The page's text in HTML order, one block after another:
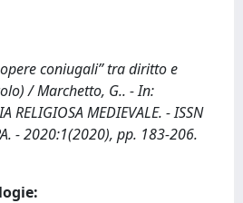
coniugali” tra diritto e
/ Marchetto, G.. - In:
RELIGIOSA MEDIEVALE. - ISSN
- 2020:1(2020), pp. 183-206.